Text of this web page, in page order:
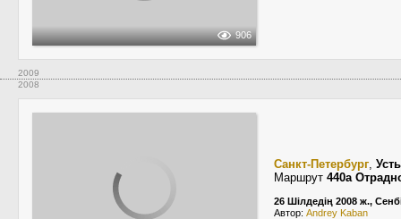
906
2009
2008
Санкт-Петербург,
Маршрут 440а
26 Шілдедің 2008 ж.,
Автор: Andrey Kaban